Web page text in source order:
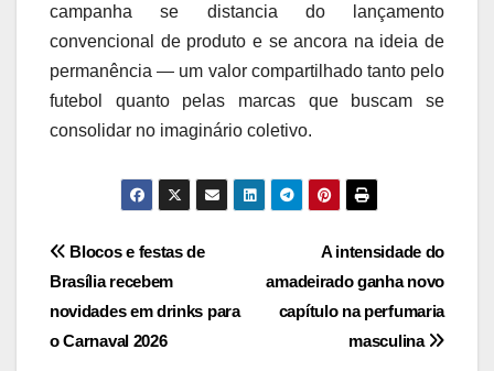
campanha se distancia do lançamento
convencional de produto e se ancora na ideia de
permanência — um valor compartilhado tanto pelo
futebol quanto pelas marcas que buscam se
consolidar no imaginário coletivo.
Navegação
de
Post
A intensidade do
amadeirado ganha novo
capítulo na perfumaria
masculina
Blocos e festas de
Brasília recebem
novidades em drinks para
o Carnaval 2026